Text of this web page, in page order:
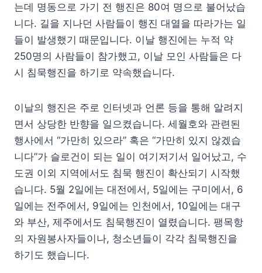
는데 명동으로 가기 전 행진은 80여 명으로 불어났습
니다. 길을 지나던 사람들이 행진 대열을 따라가는 일
들이 발생했기 때문입니다. 이날 행진에는 누적 약
250명의 사람들이 참가했고, 이날 모인 사람들은 다
시 침묵행진을 하기로 약속했습니다.
이날의 행진은 주로 인터넷과 언론 등을 통해 알려지
면서 상당한 반향을 일으켰습니다. 세월호와 관련된
행사에서 “가만히 있으라” 혹은 “가만히 있지 않겠습
니다”가 슬로건이 되는 일이 여기저기서 일어났고, 수
도권 이외 지역에서도 침묵 행진이 확산되기 시작했
습니다. 5월 2일에는 대전에서, 5일에는 구미에서, 6
일에는 전주에서, 9일에는 인천에서, 10일에는 대구
와 부산, 제주에서도 침묵행진이 열렸습니다. 팽목항
의 자원봉사자들이나, 청소년들이 각각 침묵행진을
하기도 했습니다.